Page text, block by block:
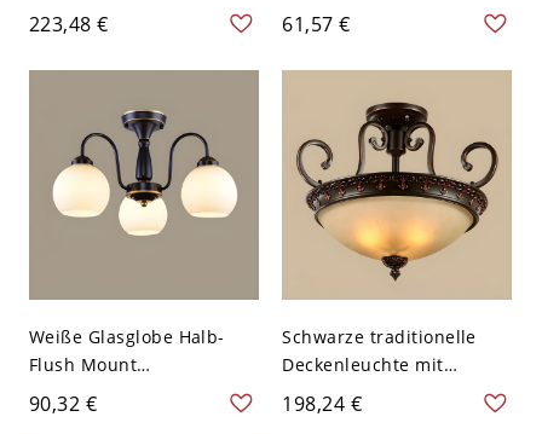
Schulhausstil mit weißem
Glasschirm - 110V-120V
223,48 €
LED/Glühlampen/Fluoresz
enz - 110V-120V Schwarz
Design 1
61,57 €
Weiße Glasglobe Halb-
Flush Mount
Deckenleuchte in
traditionellem Stil für den
90,32 €
Schwarze traditionelle
Deckenleuchte mit
halbem Anschluss und
mattiertem Glasschirm -
198,24 €